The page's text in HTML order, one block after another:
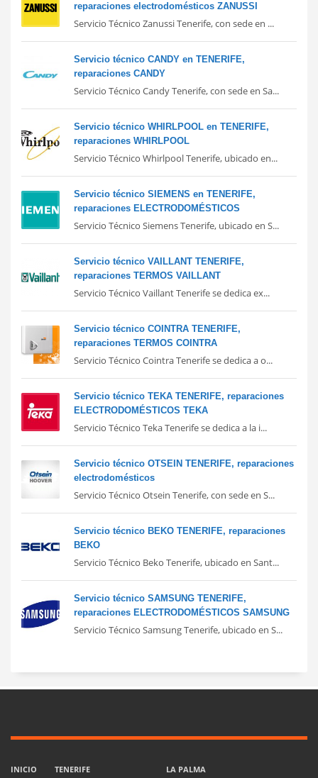
reparaciones electrodomésticos ZANUSSI
Servicio Técnico Zanussi Tenerife, con sede en ...
Servicio técnico CANDY en TENERIFE,
reparaciones CANDY
Servicio Técnico Candy Tenerife, con sede en Sa...
Servicio técnico WHIRLPOOL en TENERIFE,
reparaciones WHIRLPOOL
Servicio Técnico Whirlpool Tenerife, ubicado en...
Servicio técnico SIEMENS en TENERIFE,
reparaciones ELECTRODOMÉSTICOS
Servicio Técnico Siemens Tenerife, ubicado en S...
Servicio técnico VAILLANT TENERIFE,
reparaciones TERMOS VAILLANT
Servicio Técnico Vaillant Tenerife se dedica ex...
Servicio técnico COINTRA TENERIFE,
reparaciones TERMOS COINTRA
Servicio Técnico Cointra Tenerife se dedica a o...
Servicio técnico TEKA TENERIFE, reparaciones
ELECTRODOMÉSTICOS TEKA
Servicio Técnico Teka Tenerife se dedica a la i...
Servicio técnico OTSEIN TENERIFE, reparaciones
electrodomésticos
Servicio Técnico Otsein Tenerife, con sede en S...
Servicio técnico BEKO TENERIFE, reparaciones
BEKO
Servicio Técnico Beko Tenerife, ubicado en Sant...
Servicio técnico SAMSUNG TENERIFE,
reparaciones ELECTRODOMÉSTICOS SAMSUNG
Servicio Técnico Samsung Tenerife, ubicado en S...
INICIO
TENERIFE
LA PALMA